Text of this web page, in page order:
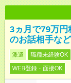
3ヵ月で79万
のお話相手など
派遣 職種未経験OK
WEB登録・面接OK